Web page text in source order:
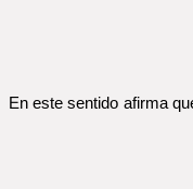
En este sentido afirma